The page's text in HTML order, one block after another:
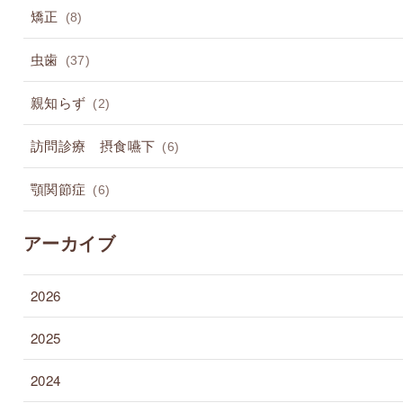
矯正 (8)
虫歯 (37)
親知らず (2)
訪問診療 摂食嚥下 (6)
顎関節症 (6)
アーカイブ
2026
2025
2024